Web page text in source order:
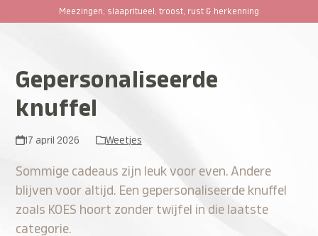
Meezingen, slaapritueel, troost, rust & herkenning
Open
menu
Close
menu
Gepersonaliseerde
knuffel
17 april 2026 Weetjes
Sommige cadeaus zijn leuk voor even. Andere
blijven voor altijd. Een gepersonaliseerde knuffel
zoals KOES hoort zonder twijfel in die laatste
categorie.